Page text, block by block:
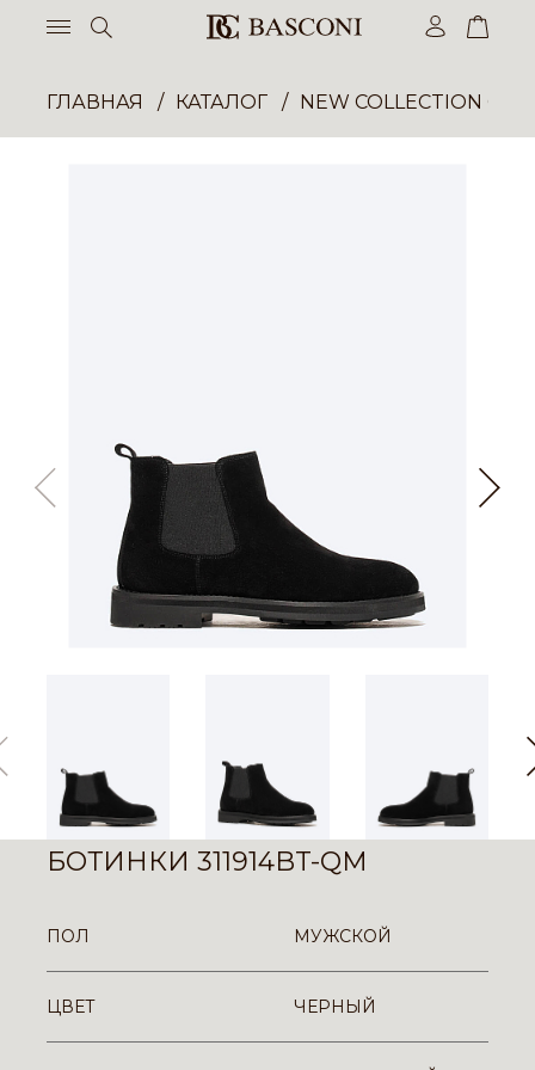
ГЛАВНАЯ КАТАЛОГ NEW COLLECTION
БОТИНКИ 311914BT-QM
ПОЛ МУЖСКОЙ
ЦВЕТ ЧЕРНЫЙ